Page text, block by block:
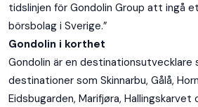
tidslinjen för Gondolin Group att ingå
börsbolag i Sverige.”
Gondolin i korthet
Gondolin är en destinationsutvecklare
destinationer som Skinnarbu, Gålå,
Eidsbugarden, Marifjøra, Hallingskarvet